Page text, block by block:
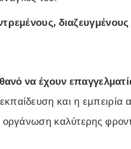
διαζευγμένους
να έχουν
και η εμπειρία
καλύτερης